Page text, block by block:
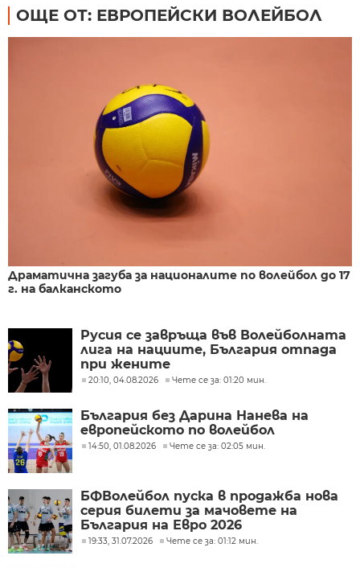
ОЩЕ ОТ: ЕВРОПЕЙСКИ ВОЛЕЙБОЛ
Драматична загуба за националите по волейбол до 17
г. на балканското
Русия се завръща във Волейболната
лига на нациите, България отпада
при жените
20:10, 04.08.2026 Чете се за: 01:20 мин.
България без Дарина Нанева на
европейското по волейбол
14:50, 01.08.2026 Чете се за: 02:05 мин.
БФВолейбол пуска в продажба нова
серия билети за мачовете на
България на Евро 2026
19:33, 31.07.2026 Чете се за: 01:12 мин.